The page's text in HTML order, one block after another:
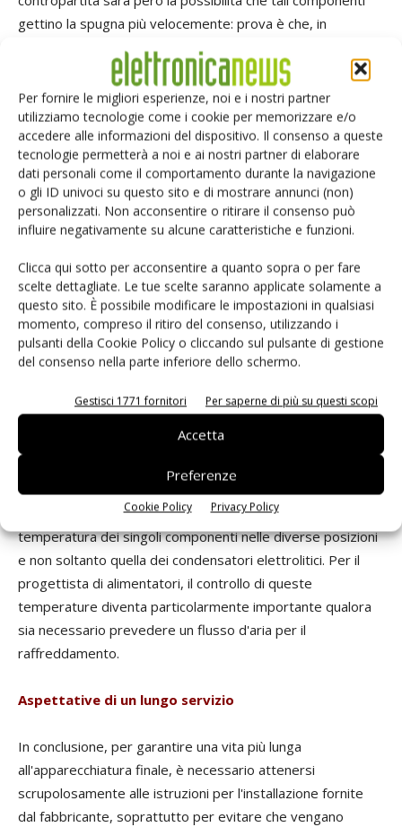
Per fornire le migliori esperienze, noi e i nostri partner
utilizziamo tecnologie come i cookie per memorizzare e/o
accedere alle informazioni del dispositivo. Il consenso a queste
tecnologie permetterà a noi e ai nostri partner di elaborare
dati personali come il comportamento durante la navigazione
o gli ID univoci su questo sito e di mostrare annunci (non)
personalizzati. Non acconsentire o ritirare il consenso può
influire negativamente su alcune caratteristiche e funzioni.
Clicca qui sotto per acconsentire a quanto sopra o per fare
scelte dettagliate. Le tue scelte saranno applicate solamente a
questo sito. È possibile modificare le impostazioni in qualsiasi
momento, compreso il ritiro del consenso, utilizzando i
pulsanti della Cookie Policy o cliccando sul pulsante di gestione
del consenso nella parte inferiore dello schermo.
Gestisci 1771 fornitori Per saperne di più su questi scopi
Accetta
Preferenze
Cookie Policy Privacy Policy
gettino la spugna più velocemente: prova è che, in
generale, i condensatori con il più basso livello di
temperatura sono riservati ad applicazioni consumer di
basso costo. Per finire, i condensatori di uscita devono
avere un basso valore di Esr (resistenza serie equivalente)
per far fronte alle alte correnti interne di ripple e
possibilmente, nel caso di progetti che contemplano
correnti di ripple molto alte, con un prefiltro costituito da
condensatori ceramici abbinati a piccole induttanze. È
proprio sui condensatori di uscita che spesso l'impatto
devono progettare alimentatori con alta densità di potenza
e a basso costo. Ma non solo: spesso anche il prefiltro è
sacrificato alle esigenze di spazio e di costo. All'interno di
un alimentatore, altri componenti come dispositivi con
connessioni a filo, fusibili, e persino i terminali dei
componenti per montaggio superficiale, sebbene meno
sensibili alle alte temperature, possono comunque vedere
la propria vita ridursi a causa delle implicazioni meccaniche
di altri effetti termici quali dilatazione e contrazione. È
pertanto buona prassi tenere sotto controllo la
temperatura operativa di un alimentatore limitando la
temperatura dei singoli componenti nelle diverse posizioni
e non soltanto quella dei condensatori elettrolitici. Per il
progettista di alimentatori, il controllo di queste
temperature diventa particolarmente importante qualora
sia necessario prevedere un flusso d'aria per il
raffreddamento.
Aspettative di un lungo servizio
In conclusione, per garantire una vita più lunga
all'apparecchiatura finale, è necessario attenersi
scrupolosamente alle istruzioni per l'installazione fornite
dal fabbricante, soprattutto per evitare che vengano